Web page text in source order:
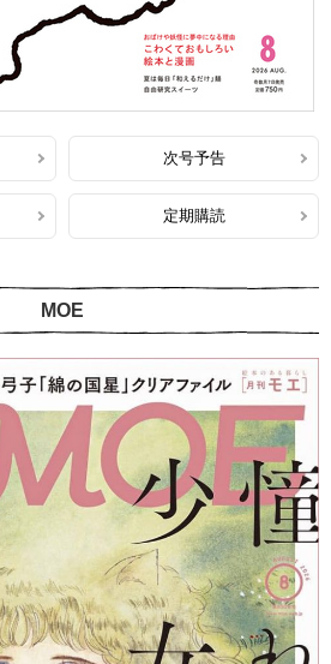
次号予告
定期購読
MOE